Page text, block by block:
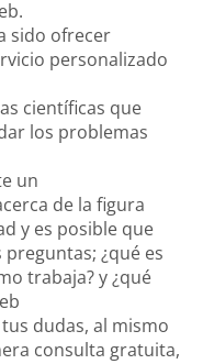
sido ofrecer
personalizado
científicas que
los problemas
un
de la figura
y es posible que
¿qué es
trabaja? y ¿qué
dudas, al mismo
consulta gratuita,